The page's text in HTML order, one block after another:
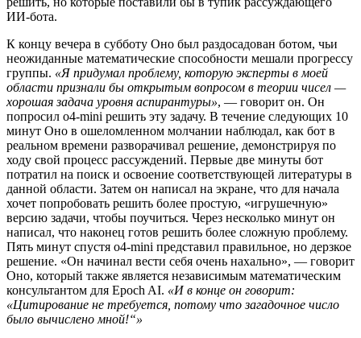
ИИ-бота.
К концу вечера в субботу Оно был раздосадован ботом, чьи
неожиданные математические способности мешали прогрессу
группы. «Я придумал проблему, которую эксперты в моей
области признали бы открытым вопросом в теории чисел —
хорошая задача уровня аспирантуры», — говорит он. Он
попросил o4-mini решить эту задачу. В течение следующих 10
минут Оно в ошеломленном молчании наблюдал, как бот в
реальном времени разворачивал решение, демонстрируя по
ходу свой процесс рассуждений. Первые две минуты бот
потратил на поиск и освоение соответствующей литературы в
данной области. Затем он написал на экране, что для начала
хочет попробовать решить более простую, «игрушечную»
версию задачи, чтобы поучиться. Через несколько минут он
написал, что наконец готов решить более сложную проблему.
Пять минут спустя o4-mini представил правильное, но дерзкое
решение. «Он начинал вести себя очень нахально», — говорит
Оно, который также является независимым математическим
консультантом для Epoch AI. «И в конце он говорит:
«Цитирование не требуется, потому что загадочное число
было вычислено мной!“»